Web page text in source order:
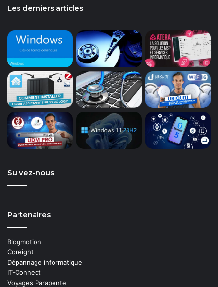
Les derniers articles
Suivez-nous
Partenaires
Blogmotion
Coreight
Dépannage informatique
IT-Connect
Voyages Parapente